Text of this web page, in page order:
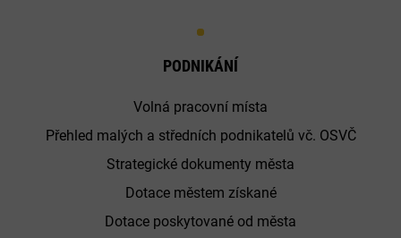
PODNIKÁNÍ
Volná pracovní místa
Přehled malých a středních podnikatelů vč. OSVČ
Strategické dokumenty města
Dotace městem získané
Dotace poskytované od města